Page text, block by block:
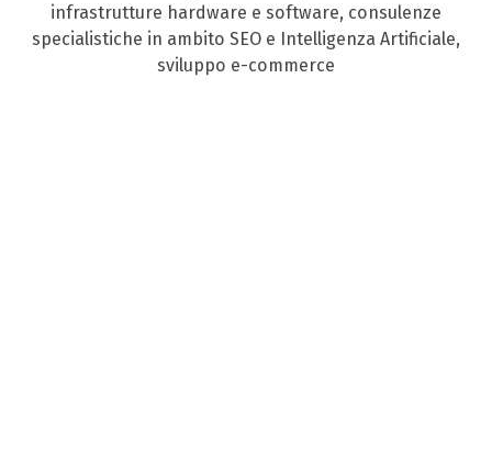
infrastrutture hardware e software, consulenze
specialistiche in ambito SEO e Intelligenza Artificiale,
sviluppo e-commerce